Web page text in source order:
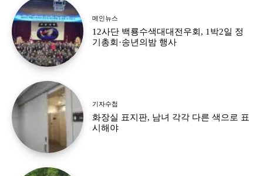
메인뉴스
12사단 백룡수색대대전우회, 1박2일 정
기총회·송년의밤 행사
기자수첩
화장실 표지판, 남녀 각각 다른 색으로 표
시해야